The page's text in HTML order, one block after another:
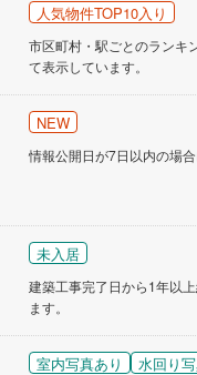
人気物件TOP10入り
市区町村・駅ごとのランキ
て表示しています。
NEW
情報公開日が7日以内の場合
未入居
建築工事完了日から1年以
ます。
室内写真あり 水回り